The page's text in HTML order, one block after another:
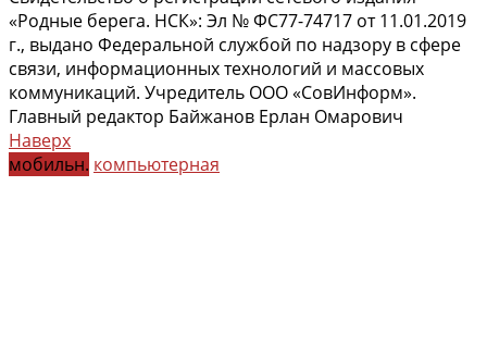
«Родные берега. НСК»: Эл № ФС77-74717 от 11.01.2019
г., выдано Федеральной службой по надзору в сфере
связи, информационных технологий и массовых
коммуникаций. Учредитель ООО «СовИнформ».
Главный редактор Байжанов Ерлан Омарович
Наверх
мобильн. компьютерная